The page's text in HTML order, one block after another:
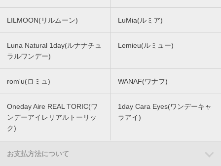
LILMOON(リルムーン) LuMia(ルミア)
Luna Natural 1day(ルナナチュ
ラルワンデー)
Lemieu(ルミュー)
rom'u(ロミュ) WANAF(ワナフ)
Oneday Aire REAL TORIC(ワ
ンデーアイレリアルトーリッ
ク)
1day Cara Eyes(ワンデーキャ
ラアイ)
お支払方法について